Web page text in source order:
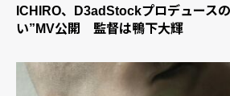
ICHIRO、D3adStockプロデュース
い”MV公開 監督は鴨下大輝